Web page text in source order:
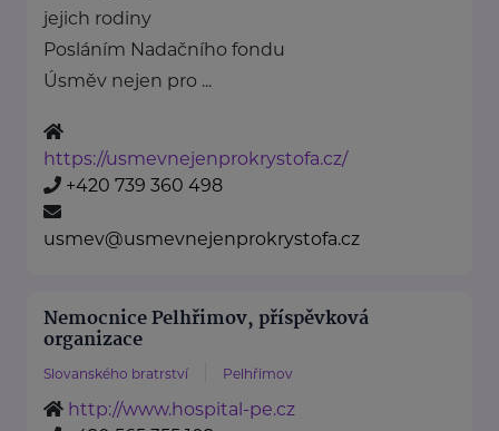
jejich rodiny
Posláním Nadačního fondu
Úsměv nejen pro ...
https://usmevnejenprokrystofa.cz/
+420 739 360 498
usmev@usmevnejenprokrystofa.cz
Nemocnice Pelhřimov, příspěvková
organizace
Slovanského bratrství Pelhřimov
http://www.hospital-pe.cz